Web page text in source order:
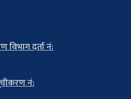
विभाग दर्ता नं:
नं: